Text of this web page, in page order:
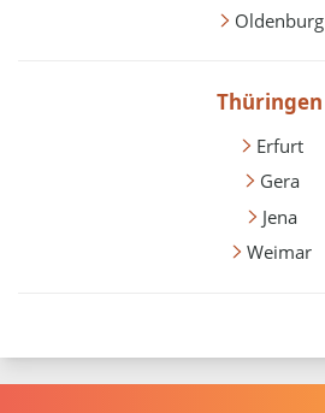
Oldenburg
Thüringen
Erfurt
Gera
Jena
Weimar